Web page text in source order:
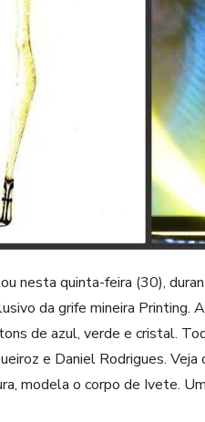
nesta quinta-feira (30),
da grife mineira Printing.
de azul, verde e cristal.
e Daniel Rodrigues.
modela o corpo de Ivete.